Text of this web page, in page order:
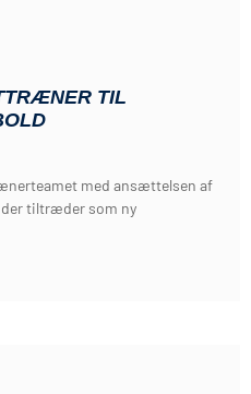
TIL
med ansættelsen af
der tiltræder som ny